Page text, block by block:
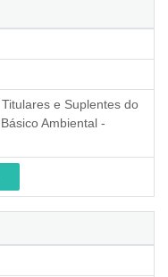
e Suplentes do
Ambiental -